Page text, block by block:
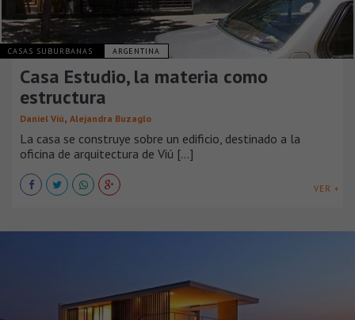
CASAS SUBURBANAS ARGENTINA
Casa Estudio, la materia como
estructura
Daniel Viú, Alejandra Buzaglo
La casa se construye sobre un edificio, destinado a la
oficina de arquitectura de Viú [...]
VER +